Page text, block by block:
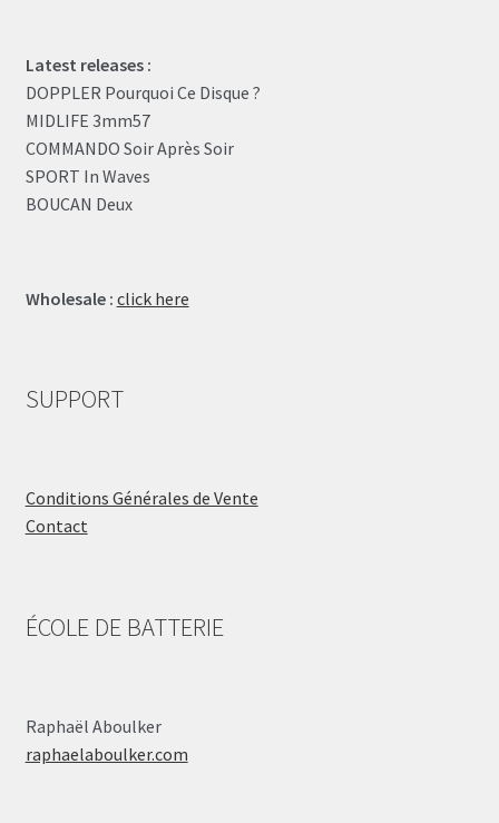
Latest releases :
DOPPLER Pourquoi Ce Disque ?
MIDLIFE 3mm57
COMMANDO Soir Après Soir
SPORT In Waves
BOUCAN Deux
Wholesale : click here
SUPPORT
Conditions Générales de Vente
Contact
ÉCOLE DE BATTERIE
Raphaël Aboulker
raphaelaboulker.com